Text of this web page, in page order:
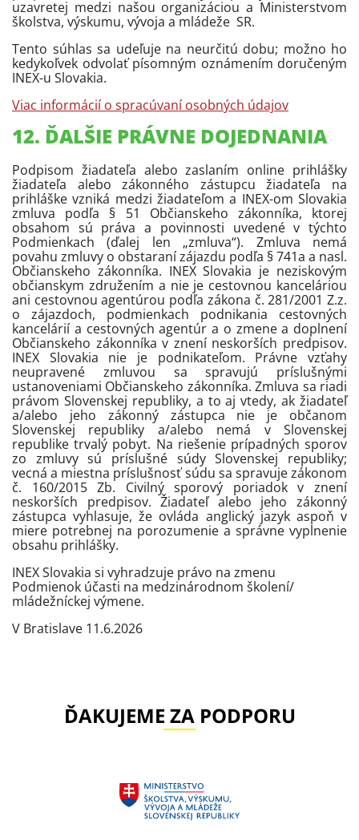
uzavretej medzi našou organizáciou a Ministerstvom
školstva, výskumu, vývoja a mládeže SR.
Tento súhlas sa udeľuje na neurčitú dobu; možno ho
kedykoľvek odvolať písomným oznámením doručeným
INEX-u Slovakia.
Viac informácií o spracúvaní osobných údajov
12. ĎALŠIE PRÁVNE DOJEDNANIA
Podpisom žiadateľa alebo zaslaním online prihlášky
žiadateľa alebo zákonného zástupcu žiadateľa na
prihláške vzniká medzi žiadateľom a INEX-om Slovakia
zmluva podľa § 51 Občianskeho zákonníka, ktorej
obsahom sú práva a povinnosti uvedené v týchto
Podmienkach (ďalej len „zmluva“). Zmluva nemá
povahu zmluvy o obstaraní zájazdu podľa § 741a a nasl.
Občianskeho zákonníka. INEX Slovakia je neziskovým
občianskym združením a nie je cestovnou kanceláriou
ani cestovnou agentúrou podľa zákona č. 281/2001 Z.z.
o zájazdoch, podmienkach podnikania cestovných
kancelárií a cestovných agentúr a o zmene a doplnení
Občianskeho zákonníka v znení neskorších predpisov.
INEX Slovakia nie je podnikateľom. Právne vzťahy
neupravené zmluvou sa spravujú príslušnými
ustanoveniami Občianskeho zákonníka. Zmluva sa riadi
právom Slovenskej republiky, a to aj vtedy, ak žiadateľ
a/alebo jeho zákonný zástupca nie je občanom
Slovenskej republiky a/alebo nemá v Slovenskej
republike trvalý pobyt. Na riešenie prípadných sporov
zo zmluvy sú príslušné súdy Slovenskej republiky;
vecná a miestna príslušnosť súdu sa spravuje zákonom
č. 160/2015 Zb. Civilný sporový poriadok v znení
neskorších predpisov. Žiadateľ alebo jeho zákonný
zástupca vyhlasuje, že ovláda anglický jazyk aspoň v
miere potrebnej na porozumenie a správne vyplnenie
obsahu prihlášky.
INEX Slovakia si vyhradzuje právo na zmenu
Podmienok účasti na medzinárodnom školení/
mládežníckej výmene.
V Bratislave 11.6.2026
ĎAKUJEME ZA PODPORU